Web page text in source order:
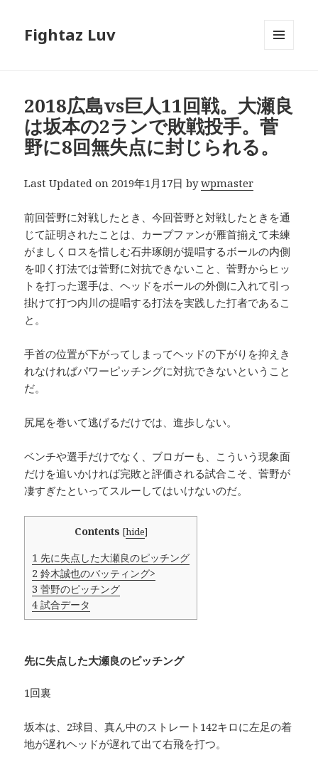
Fightaz Luv
ット
2018広島vs巨人11回戦。大瀬良
は坂本の2ランで敗戦投手。菅
野に8回無失点に封じられる。
Last Updated on 2019年1月17日 bywpmaster
前回菅野に対戦したとき、今回菅野と対戦したときを通
じて証明されたことは、カープファンが雁首揃えて未練
がましくロスを惜しむ石井琢朗が提唱するボールの内側
を叩く打法では菅野に対抗できないこと、菅野からヒッ
トを打った選手は、ヘッドをボールの外側に入れて引っ
掛けて打つ内川の提唱する打法を実践した打者であるこ
と。
手首の位置が下がってしまってヘッドの下がりを抑えき
れなければパワーピッチングに対抗できないということ
だ。
尻尾を巻いて逃げるだけでは、進歩しない。
ベンチや選手だけでなく、ブロガーも、こういう現象面
だけを追いかければ完敗と評価される試合こそ、菅野が
凄すぎたといってスルーしてはいけないのだ。
Contents [hide]
1 先に失点した大瀬良のピッチング
2 鈴木誠也のバッティング>
3 菅野のピッチング
4 試合データ
先に失点した大瀬良のピッチング
1回裏
坂本は、2球目、真ん中のストレート142キロに左足の着
地が遅れヘッドが遅れて出て右飛を打つ。